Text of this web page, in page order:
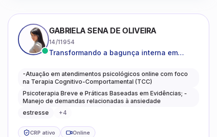
GABRIELA SENA DE OLIVEIRA
14/11954
Transformando a bagunça interna em
caminhos mais gentis para se viver.
-Atuação em atendimentos psicológicos online com foco
na Terapia Cognitivo-Comportamental (TCC)
Psicoterapia Breve e Práticas Baseadas em Evidências; -
Manejo de demandas relacionadas à ansiedade
estresse
+4
CRP ativo Online